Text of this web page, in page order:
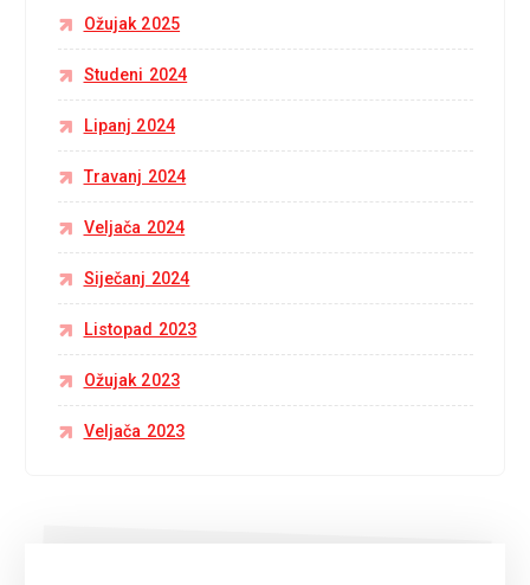
Ožujak 2025
Studeni 2024
Lipanj 2024
Travanj 2024
Veljača 2024
Siječanj 2024
Listopad 2023
Ožujak 2023
Veljača 2023